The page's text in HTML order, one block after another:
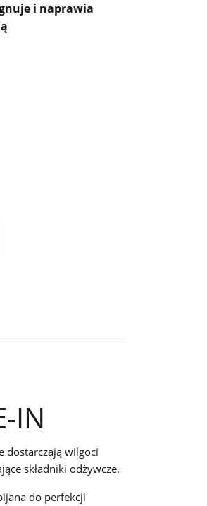
i naprawia
IN
dostarczają wilgoci
składniki odżywcze.
do perfekcji